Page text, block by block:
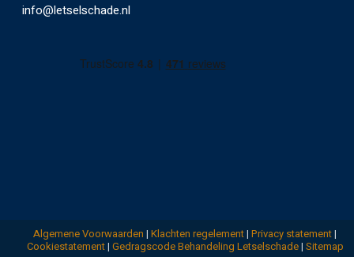
info@letselschade.nl
Algemene Voorwaarden | Klachten regelement| Privacy statement|
Cookiestatement| Gedragscode Behandeling Letselschade| Sitemap